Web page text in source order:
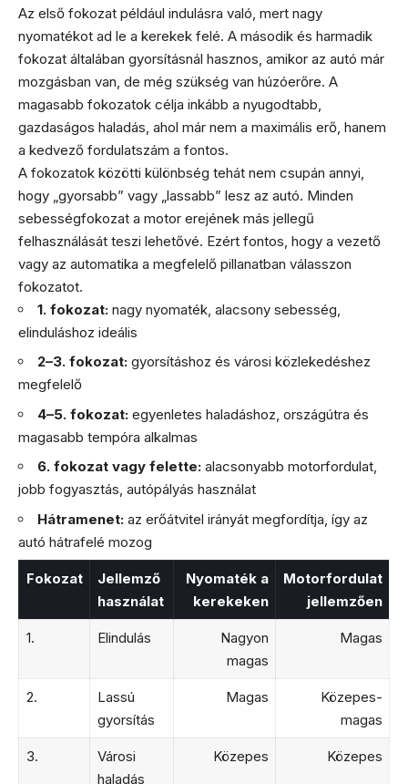
Az első fokozat például indulásra való, mert nagy
nyomatékot ad le a kerekek felé. A második és harmadik
fokozat általában gyorsításnál hasznos, amikor az autó már
mozgásban van, de még szükség van húzóerőre. A
magasabb fokozatok célja inkább a nyugodtabb,
gazdaságos haladás, ahol már nem a maximális erő, hanem
a kedvező fordulatszám a fontos.
A fokozatok közötti különbség tehát nem csupán annyi,
hogy „gyorsabb” vagy „lassabb” lesz az autó. Minden
sebességfokozat a motor erejének más jellegű
felhasználását teszi lehetővé. Ezért fontos, hogy a vezető
vagy az automatika a megfelelő pillanatban válasszon
fokozatot.
1. fokozat: nagy nyomaték, alacsony sebesség,
elinduláshoz ideális
2–3. fokozat: gyorsításhoz és városi közlekedéshez
megfelelő
4–5. fokozat: egyenletes haladáshoz, országútra és
magasabb tempóra alkalmas
6. fokozat vagy felette: alacsonyabb motorfordulat,
jobb fogyasztás, autópályás használat
Hátramenet: az erőátvitel irányát megfordítja, így az
autó hátrafelé mozog
Fokozat
Jellemző
használat
Nyomaték a
kerekeken
Motorfordulat
jellemzően
1. Elindulás
Nagyon
magas
Magas
2.
Lassú
gyorsítás
Magas
Közepes-
magas
3.
Városi
haladás
Közepes Közepes